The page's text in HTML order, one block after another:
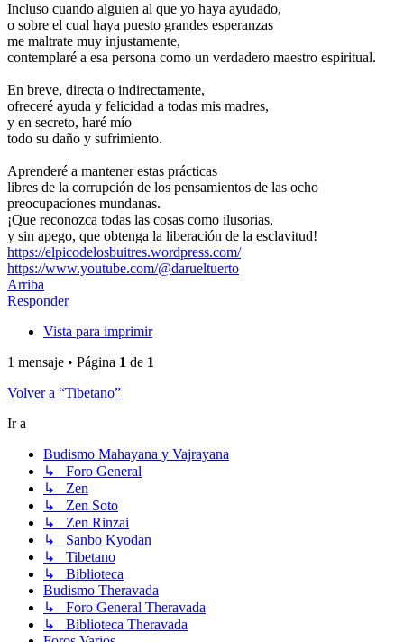
Incluso cuando alguien al que yo haya ayudado,
o sobre el cual haya puesto grandes esperanzas
me maltrate muy injustamente,
contemplaré a esa persona como un verdadero maestro espiritual.
En breve, directa o indirectamente,
ofreceré ayuda y felicidad a todas mis madres,
y en secreto, haré mío
todo su daño y sufrimiento.
Aprenderé a mantener estas prácticas
libres de la corrupción de los pensamientos de las ocho
preocupaciones mundanas.
¡Que reconozca todas las cosas como ilusorias,
y sin apego, que obtenga la liberación de la esclavitud!
https://elpicodelosbuitres.wordpress.com/
https://www.youtube.com/@darueltuerto
Arriba
Responder
Vista para imprimir
1 mensaje • Página 1 de 1
Volver a “Tibetano”
Ir a
Budismo Mahayana y Vajrayana
↳ Foro General
↳ Zen
↳ Zen Soto
↳ Zen Rinzai
↳ Sanbo Kyodan
↳ Tibetano
↳ Biblioteca
Budismo Theravada
↳ Foro General Theravada
↳ Biblioteca Theravada